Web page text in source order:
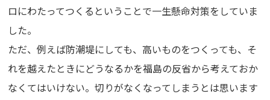
ロにわたってつくるということで一生懸命対策をしていま
した。
ただ、例えば防潮堤にしても、高いものをつくっても、そ
れを越えたときにどうなるかを福島の反省から考えておか
なくてはいけない。切りがなくなってしまうとは思います